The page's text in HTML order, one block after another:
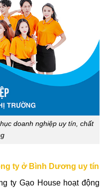
doanh nghiệp uy tín, chất
ty ở Bình Dương uy tín
ty Gạo House hoạt động